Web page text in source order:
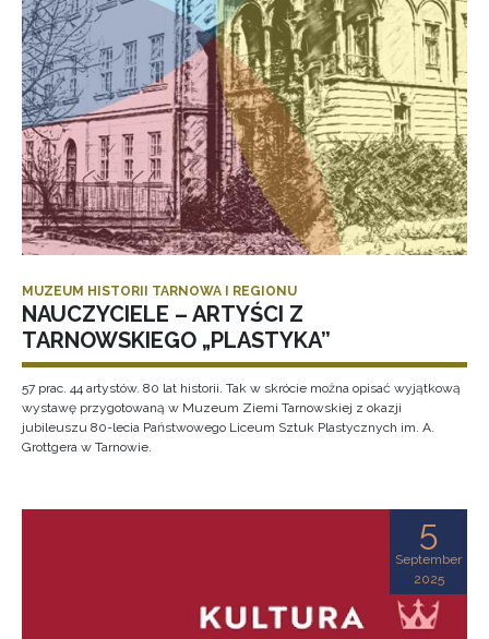
MUZEUM HISTORII TARNOWA I REGIONU
NAUCZYCIELE – ARTYŚCI Z
TARNOWSKIEGO „PLASTYKA”
57 prac. 44 artystów. 80 lat historii. Tak w skrócie można opisać wyjątkową
wystawę przygotowaną w Muzeum Ziemi Tarnowskiej z okazji
jubileuszu 80-lecia Państwowego Liceum Sztuk Plastycznych im. A.
Grottgera w Tarnowie.
5
September
2025